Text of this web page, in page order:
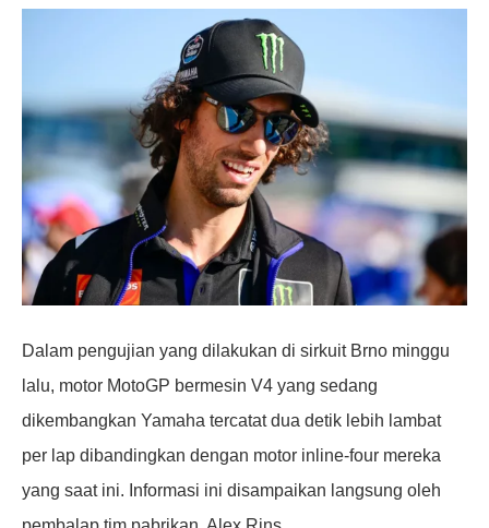
Dalam pengujian yang dilakukan di sirkuit Brno minggu
lalu, motor MotoGP bermesin V4 yang sedang
dikembangkan Yamaha tercatat dua detik lebih lambat
per lap dibandingkan dengan motor inline-four mereka
yang saat ini. Informasi ini disampaikan langsung oleh